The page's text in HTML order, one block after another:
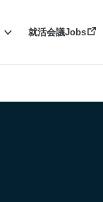
就活会議Jobs